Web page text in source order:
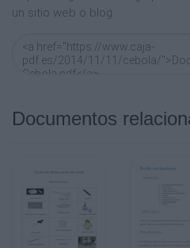
un sitio web o blog:
Documentos